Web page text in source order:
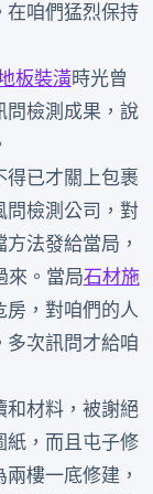
在咱們猛烈保持
板裝潢時光曾
問檢測成果，說
已才關上包裹
問檢測公司，對
法發給當局，
來。當局石材施
房，對咱們的人
多次訊問才給咱
材料，被謝絕
紙，而且屯子修
兩樓一底修建，